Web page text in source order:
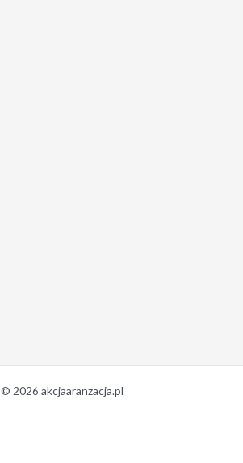
© 2026 akcjaaranzacja.pl